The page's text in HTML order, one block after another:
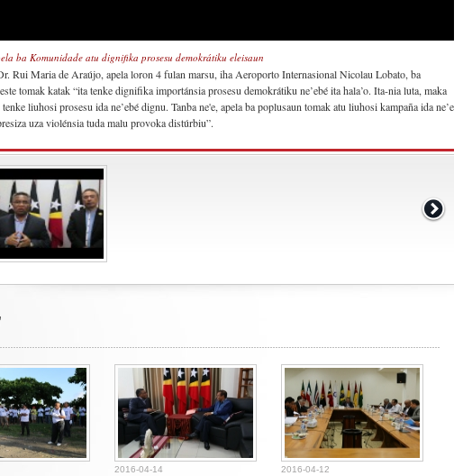
ba Komunidade atu dignifika prosesu demokrátiku eleisaun
Rui Maria de Araújo, apela loron 4 fulan marsu, iha Aeroporto Internasional Nicolau Lobato, ba
tomak katak “ita tenke dignifika importánsia prosesu demokrátiku ne’ebé ita hala’o. Ita-nia luta, maka
liuhosi prosesu ida ne’ebé dignu. Tanba ne'e, apela ba poplusaun tomak atu liuhosi kampaña ida ne’e
uza violénsia tuda malu provoka distúrbiu”.
2016-04-14 2016-04-12